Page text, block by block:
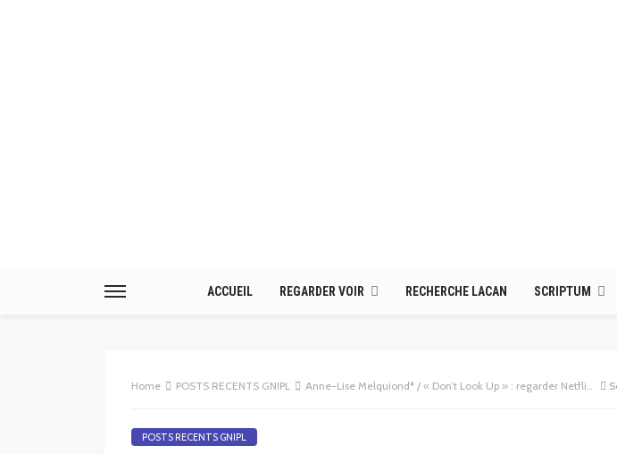
ACCUEIL REGARDER VOIR RECHERCHE LACAN SCRIPTUM
Home POSTS RECENTS GNIPL Anne-Lise Melquiond* / « Don’t Look Up » : regarder Netflix en attendant la fin du monde ?
POSTS RECENTS GNIPL